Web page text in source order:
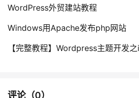
WordPress外贸建站教程
Windows用Apache发布php网站
【完整教程】Wordpress主题开发
评论（0）